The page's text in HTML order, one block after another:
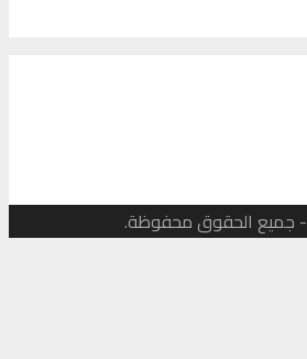
- جميع الحقوق محفوظة.